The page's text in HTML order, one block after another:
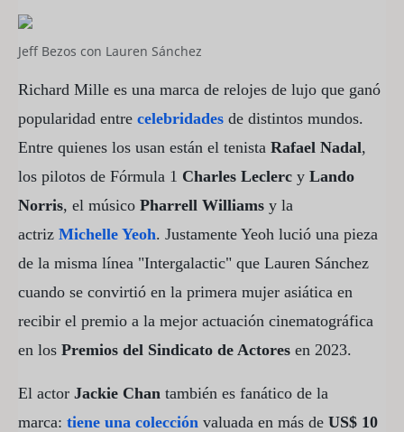
Jeff Bezos con Lauren Sánchez
Richard Mille es una marca de relojes de lujo que ganó
popularidad entre celebridades de distintos mundos.
Entre quienes los usan están el tenista Rafael Nadal,
los pilotos de Fórmula 1 Charles Leclerc y Lando
Norris, el músico Pharrell Williams y la
actriz Michelle Yeoh. Justamente Yeoh lució una pieza
de la misma línea "Intergalactic" que Lauren Sánchez
cuando se convirtió en la primera mujer asiática en
recibir el premio a la mejor actuación cinematográfica
en los Premios del Sindicato de Actores en 2023.
El actor Jackie Chan también es fanático de la
marca: tiene una colección valuada en más de US$ 10